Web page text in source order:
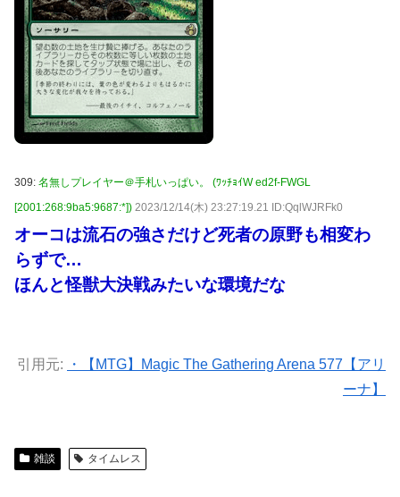
309: 名無しプレイヤー＠手札いっぱい。 (ﾜｯﾁｮｲW ed2f-FWGL
[2001:268:9ba5:9687:*]) 2023/12/14(木) 23:27:19.21 ID:QqlWJRFk0
オーコは流石の強さだけど死者の原野も相変わ
らずで…
ほんと怪獣大決戦みたいな環境だな
引用元:
・【MTG】Magic The Gathering Arena 577【アリ
ーナ】
雑談 タイムレス